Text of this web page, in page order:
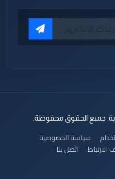
سياسة الخصوصية
اتصل بنا